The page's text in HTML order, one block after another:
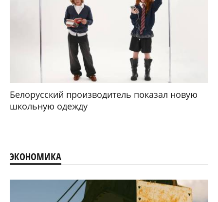
Белорусский производитель показал новую
школьную одежду
ЭКОНОМИКА